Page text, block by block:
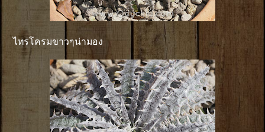
ไทรโครมขาวๆน่ามอง